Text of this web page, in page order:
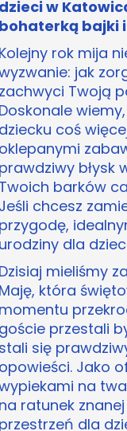
dzieci w
bohaterką bajki
Kolejny rok mija
jak
zachwyci Twoją
Doskonale
dziecku coś
oklepanymi
prawdziwy błysk
Twoich barków
Jeśli chcesz
przygodę,
urodziny dla
Dzisiaj mieliśmy
Maję, która
momentu
goście przestali
stali się
opowieści. Jako
na
na ratunek
przestrzeń dla